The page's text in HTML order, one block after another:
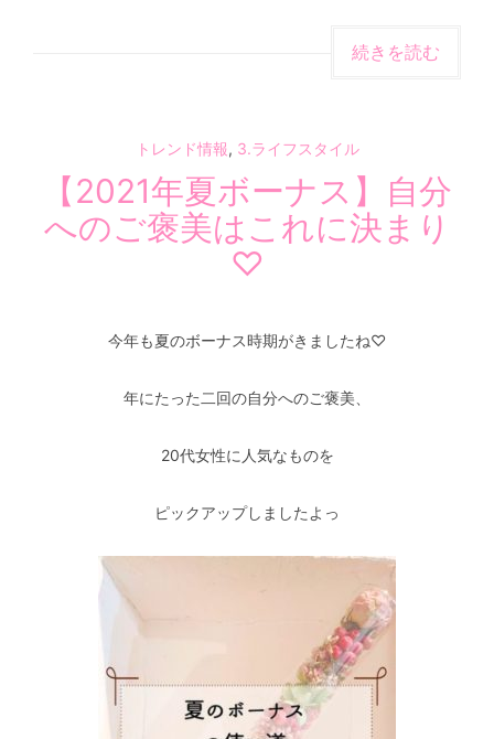
続きを読む
トレンド情報, 3.ライフスタイル
【2021年夏ボーナス】自分
へのご褒美はこれに決まり
♡
今年も夏のボーナス時期がきましたね♡
年にたった二回の自分へのご褒美、
20代女性に人気なものを
ピックアップしましたよっ